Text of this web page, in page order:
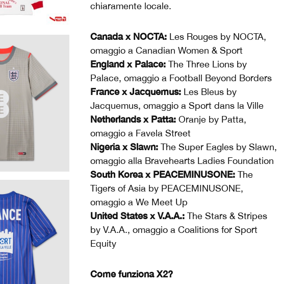
chiaramente locale.
Canada x NOCTA: Les Rouges by NOCTA,
omaggio a Canadian Women & Sport
England x Palace:The Three Lions by
Palace, omaggio a Football Beyond Borders
France x Jacquemus: Les Bleus by
Jacquemus, omaggio a Sport dans la Ville
Netherlands x Patta:Oranje by Patta,
omaggio a Favela Street
Nigeria x Slawn:The Super Eagles by Slawn,
omaggio alla Bravehearts Ladies Foundation
South Korea x PEACEMINUSONE:The
Tigers of Asia by PEACEMINUSONE,
omaggio a We Meet Up
United States x V.A.A.:The Stars & Stripes
by V.A.A., omaggio a Coalitions for Sport
Equity
Come funziona X2?